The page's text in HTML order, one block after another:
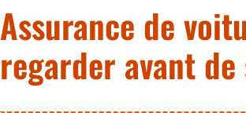
Assurance de
regarder avant